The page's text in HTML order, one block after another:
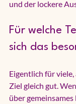
und der lockere
Für welche
sich das
Eigentlich für
Ziel gleich gut.
über